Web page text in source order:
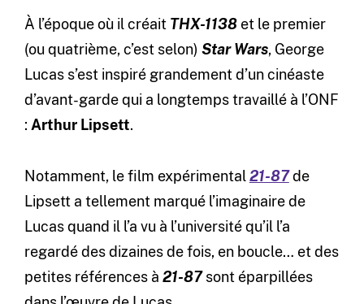
À l’époque où il créait THX-1138et le premier
(ou quatrième, c’est selon) Star Wars, George
Lucas s’est inspiré grandement d’un cinéaste
d’avant-garde qui a longtemps travaillé à l’ONF
: Arthur Lipsett.
Notamment, le film expérimental21-87 de
Lipsett a tellement marqué l’imaginaire de
Lucas quand il l’a vu à l’université qu’il l’a
regardé des dizaines de fois, en boucle… et des
petites références à 21-87sont éparpillées